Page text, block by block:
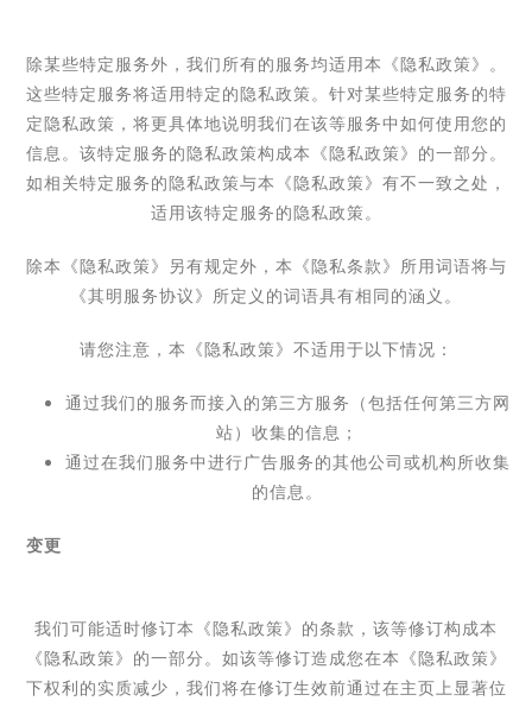
除某些特定服务外，我们所有的服务均适用本《隐私政策》。
这些特定服务将适用特定的隐私政策。 针对某些特定服务的特
定隐私政策，将更具体地说明我们在该等服务中如何使用您的
信息。 该特定服务的隐私政策构成本《隐私政策》的一部分。
如相关特定服务的隐私政策与本《隐私政策》有不一致之处，
适用该特定服务的隐私政策。
除本《隐私政策》另有规定外，本《隐私条款》所用词语将与
《其明服务协议》所定义的词语具有相同的涵义。
请您注意，本《隐私政策》不适用于以下情况：
通过我们的服务而接入的第三方服务（包括任何第三方网
站）收集的信息；
通过在我们服务中进行广告服务的其他公司或机构所收集
的信息。
变更
我们可能适时修订本《隐私政策》的条款，该等修订构成本
《隐私政策》的一部分。 如该等修订造成您在本《隐私政策》
下权利的实质减少，我们将在修订生效前通过在主页上显著位